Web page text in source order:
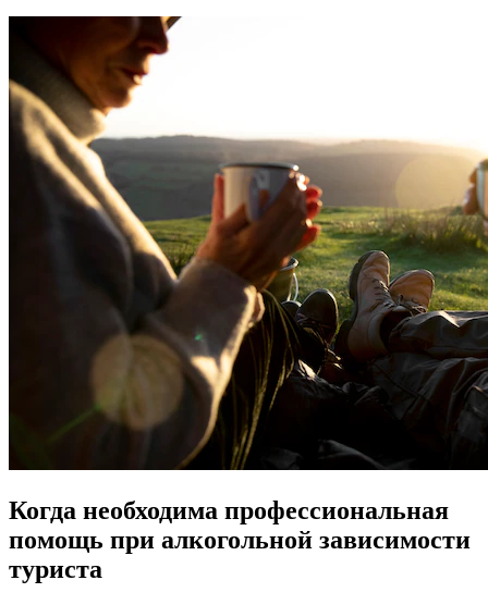
Когда необходима профессиональная
помощь при алкогольной зависимости
туриста